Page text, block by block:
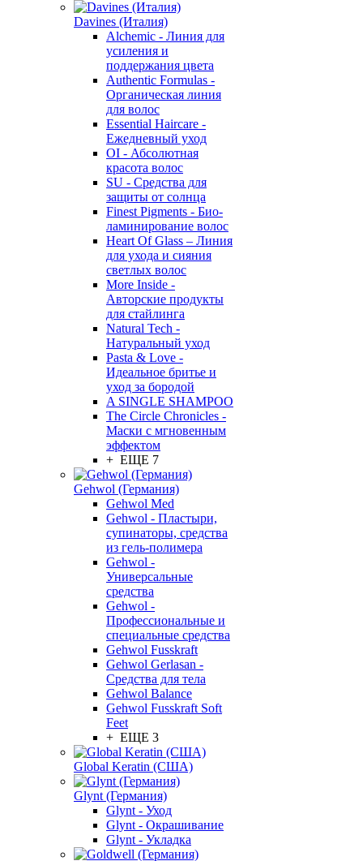
Davines (Италия)
Alchemic - Линия для
усиления и
поддержания цвета
Authentic Formulas -
Органическая линия
для волос
Essential Haircare -
Eжедневный уход
OI - Абсолютная
красота волос
SU - Средства для
защиты от солнца
Finest Pigments - Био-
ламинирование волос
Heart Of Glass – Линия
для ухода и сияния
светлых волос
More Inside -
Авторские продукты
для стайлинга
Natural Tech -
Натуральный уход
Pasta & Love -
Идеальное бритье и
уход за бородой
A SINGLE SHAMPOO
The Circle Chronicles -
Маски с мгновенным
эффектом
+ ЕЩЕ 7
Gehwol (Германия)
Gehwol Med
Gehwol - Пластыри,
супинаторы, средства
из гель-полимера
Gehwol -
Универсальные
средства
Gehwol -
Профессиональные и
специальные средства
Gehwol Fusskraft
Gehwol Gerlasan -
Средства для тела
Gehwol Balance
Gehwol Fusskraft Soft
Feet
+ ЕЩЕ 3
Global Keratin (США)
Glynt (Германия)
Glynt - Уход
Glynt - Окрашивание
Glynt - Укладка